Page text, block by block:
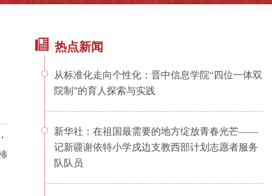
热点新闻
从标准化走向个性化：晋中信息学院“四位一体双
院制”的育人探索与实践
新华社：在祖国最需要的地方绽放青春光芒——
记新疆谢依特小学戍边支教西部计划志愿者服务
队队员